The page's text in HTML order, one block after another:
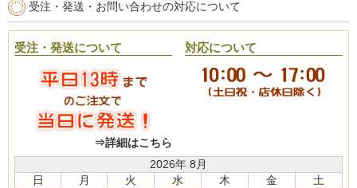
受注・発送・お問い合わせの対応について
受注・発送について
⇒詳細はこちら
対応について
2026年 8月
日
月 火 水 木 金
土